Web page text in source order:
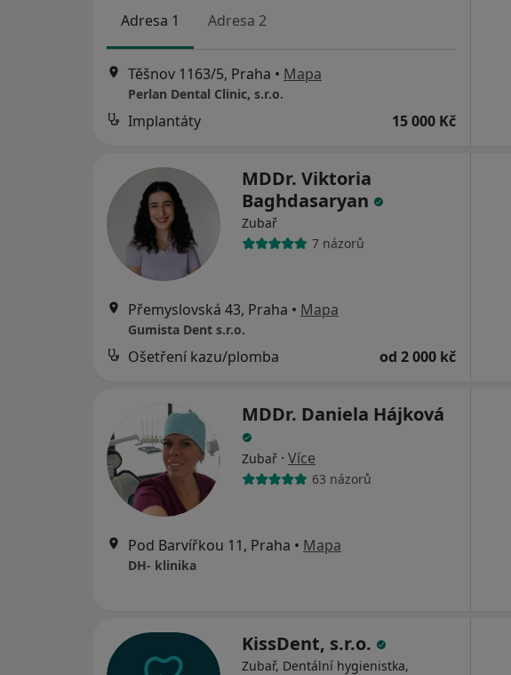
Adresa 1 Adresa 2
Těšnov 1163/5, Praha • Mapa
Perlan Dental Clinic, s.r.o.
Implantáty 15 000 Kč
MDDr. Viktoria
Baghdasaryan
Zubař
7 názorů
Přemyslovská 43, Praha • Mapa
Gumista Dent s.r.o.
Ošetření kazu/plomba od 2 000 kč
MDDr. Daniela Hájková
Zubař · Více
63 názorů
Pod Barvířkou 11, Praha • Mapa
DH- klinika
KissDent, s.r.o.
Zubař, Dentální hygienistka,